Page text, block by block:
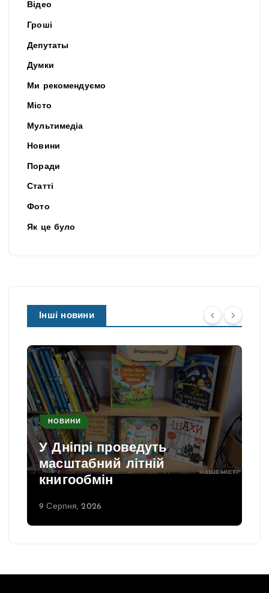
Відео
Гроші
Депутаты
Думки
Ми рекомендуємо
Місто
Мультимедіа
Новини
Поради
Статті
Фото
Як це було
Інші новини
НОВИНИ
У Дніпрі проведуть
масштабний літній
книгообмін
9 Серпня, 2026